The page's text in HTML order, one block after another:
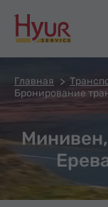
Главная
Бронирование